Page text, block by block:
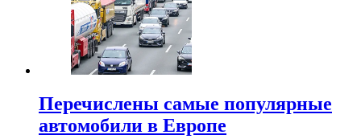
Перечислены самые популярные
автомобили в Европе